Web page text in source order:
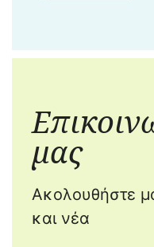
μας
Ακολουθήστε
και νέα